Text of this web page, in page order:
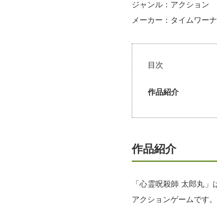
ジャンル：アクション
メーカー：タイムワー
目次
作品紹介
作品紹介
「心霊呪殺師 太郎丸
アクションゲームです。